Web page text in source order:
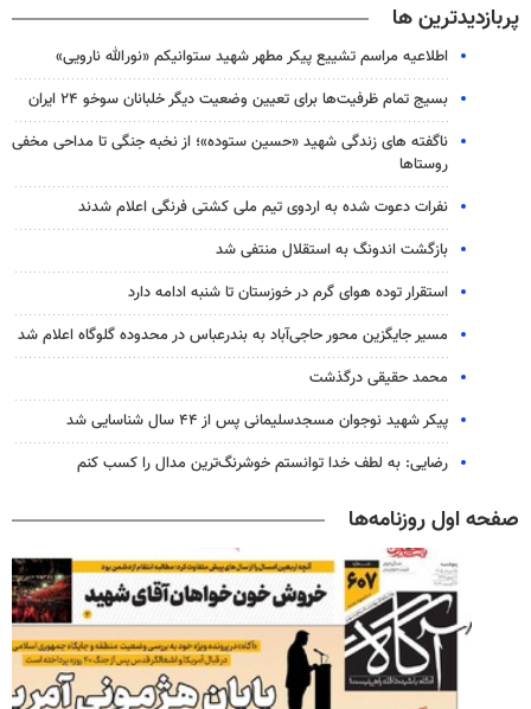
پربازدیدترین ها
اطلاعیه مراسم تشییع پیکر مطهر شهید ستوانیکم «نورالله نارویی»
بسیج تمام ظرفیت‌ها برای تعیین وضعیت دیگر خلبانان سوخو ۲۴ ایران
ناگفته های زندگی شهید «حسین ستوده»؛ از نخبه جنگی تا مداحی مخفی
روستاها
نفرات دعوت شده به اردوی تیم ملی کشتی فرنگی اعلام شدند
بازگشت اندونگ به استقلال منتفی شد
استقرار توده هوای گرم در خوزستان تا شنبه ادامه دارد
مسیر جایگزین محور حاجی‌آباد به بندرعباس در محدوده گلوگاه اعلام شد
محمد حقیقی درگذشت
پیکر شهید نوجوان مسجدسلیمانی پس از ۴۴ سال شناسایی شد
رضایی: به لطف خدا توانستم خوشرنگ‌ترین مدال را کسب کنم
صفحه اول روزنامه‌ها